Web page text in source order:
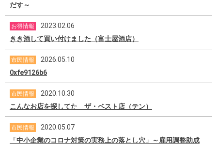
だす～
お得情報
2023.02.06
きき酒して買い付けました（富士屋酒店）
市民情報
2026.05.10
0xfe9126b6
市民情報
2020.10.30
こんなお店を探してた ザ・ベスト店（テン）
市民情報
2020.05.07
「中小企業のコロナ対策の実務上の落とし穴」～雇用調整助成